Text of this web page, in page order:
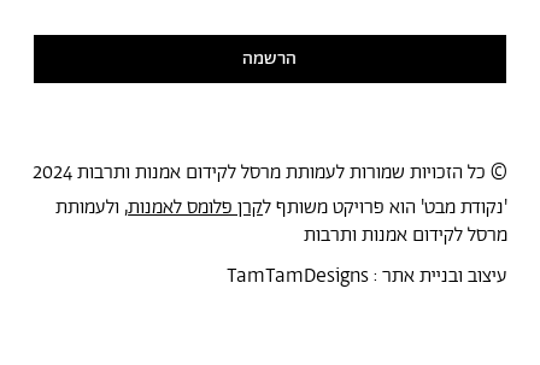
הרשמה
© כל הזכויות שמורות לעמותת מרסל לקידום אמנות ותרבות 2024
'נקודת מבט' הוא פרויקט משותף לקרן פלומס לאמנות, ולעמותת
מרסל לקידום אמנות ותרבות
עיצוב ובניית אתר :TamTamDesigns